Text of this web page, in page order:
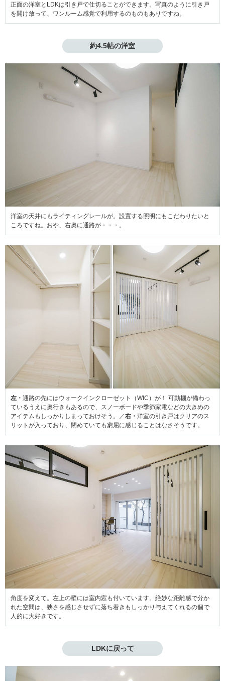
正面の洋室とLDKは引き戸で仕切ることができます。写真のように引き戸
を開け放って、ワンルーム感覚で利用するのものもありですね。
約4.5帖の洋室
洋室の天井にもライティングレールが。設置する照明にもこだわりたいと
ころですね。おや、右奥に通路が・・・。
左・ 通路の先にはウォークインクローゼット（WIC）が！ 可動棚が備わっ
ているうえに奥行きもあるので、スノーボードや季節家電などの大きめの
アイテムもしっかりしまっておけそう。／右・ 洋室の引き戸はクリアのス
リットが入っており、閉めていても窮屈に感じることはなさそうです。
角度を変えて。左上の壁には室内窓も付いています。絶妙な距離感で分か
れた空間は、狭さを感じさせずに落ち着きもしっかり与えてくれるの個で
人的に大好きです。
LDKに戻って